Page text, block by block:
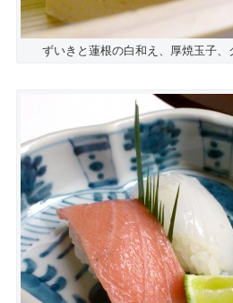
ずいきと蓮根の白和え、厚焼玉子、